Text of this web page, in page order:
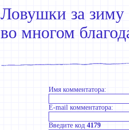
Ловушки за зиму
во многом
Имя комментатора:
E-mail комментатора:
Введите код 4179